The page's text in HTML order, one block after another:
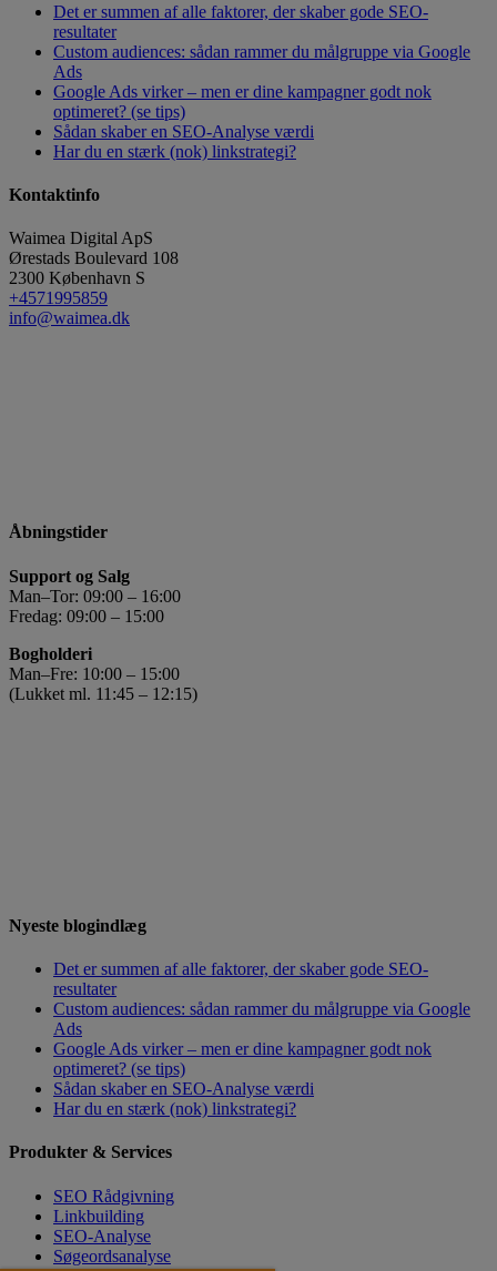
Det er summen af alle faktorer, der skaber gode SEO-
resultater
Custom audiences: sådan rammer du målgruppe via Google
Ads
Google Ads virker – men er dine kampagner godt nok
optimeret? (se tips)
Sådan skaber en SEO-Analyse værdi
Har du en stærk (nok) linkstrategi?
Kontaktinfo
Waimea Digital ApS
Ørestads Boulevard 108
2300 København S
+4571995859
info@waimea.dk
Åbningstider
Support og Salg
Man–Tor: 09:00 – 16:00
Fredag: 09:00 – 15:00
Bogholderi
Man–Fre: 10:00 – 15:00
(Lukket ml. 11:45 – 12:15)
Nyeste blogindlæg
Det er summen af alle faktorer, der skaber gode SEO-
resultater
Custom audiences: sådan rammer du målgruppe via Google
Ads
Google Ads virker – men er dine kampagner godt nok
optimeret? (se tips)
Sådan skaber en SEO-Analyse værdi
Har du en stærk (nok) linkstrategi?
Produkter & Services
SEO Rådgivning
Linkbuilding
SEO-Analyse
Søgeordsanalyse